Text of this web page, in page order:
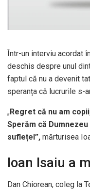
Într-un interviu acordat
deschis despre unul
faptul că nu a devenit
speranța că lucrurile s-
„Regret că nu am
Sperăm că
suflețel”, mărturisea
Ioan Isaiu a
Dan Chiorean, coleg la